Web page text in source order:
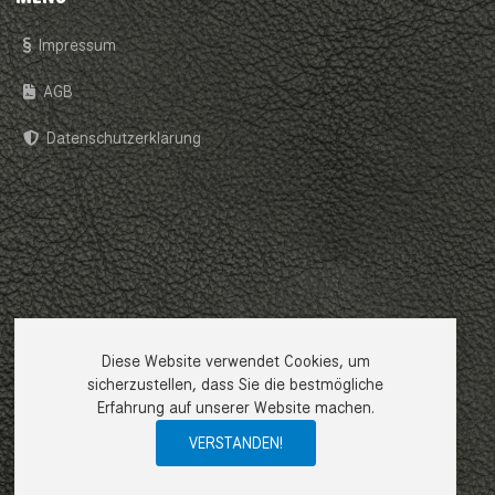
Impressum
AGB
Datenschutzerklärung
Diese Website verwendet Cookies, um
sicherzustellen, dass Sie die bestmögliche
Erfahrung auf unserer Website machen.
VERSTANDEN!